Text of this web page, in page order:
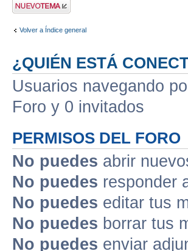
Publicar un nuevo
tema
Volver a Índice general
¿QUIÉN ESTÁ
Usuarios navegando
Foro y 0 invitados
PERMISOS DEL FORO
No puedes abrir
No puedes responder
No puedes editar tus
No puedes borrar tus
No puedes enviar